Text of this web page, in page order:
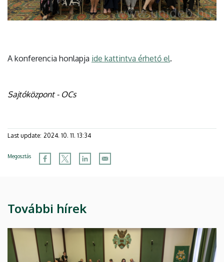
A konferencia honlapja ide kattintva érhető el.
Sajtóközpont - OCs
Last update: 2024. 10. 11. 13:34
Megosztás
További hírek